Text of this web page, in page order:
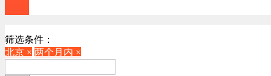
筛选条件：
北京 × 两个月内 ×